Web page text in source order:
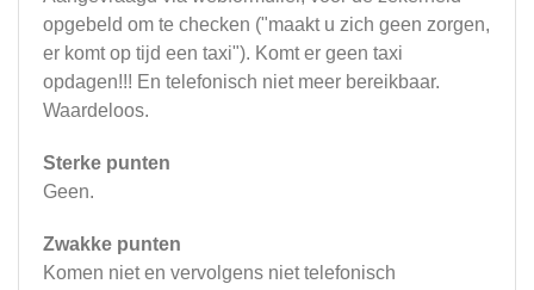
opgebeld om te checken ("maakt u zich geen zorgen,
er komt op tijd een taxi"). Komt er geen taxi
opdagen!!! En telefonisch niet meer bereikbaar.
Waardeloos.
Sterke punten
Geen.
Zwakke punten
Komen niet en vervolgens niet telefonisch